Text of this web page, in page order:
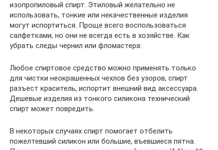
изопропиловый спирт. Этиловый желательно не
использовать, тонкие или некачественные изделия
могут испортиться. Проще всего воспользоваться
салфетками, но они не всегда есть в хозяйстве. Как
убрать следы чернил или фломастера:
Любое спиртовое средство можно применять только
для чистки неокрашенных чехлов без узоров, спирт
разъест краситель, испортит внешний вид аксессуара.
Дешевые изделия из тонкого силикона технический
спирт может повредить.
В некоторых случаях спирт помогает отбелить
пожелтевший силикон или большие, въевшиеся пятна.